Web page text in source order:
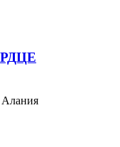
Алания